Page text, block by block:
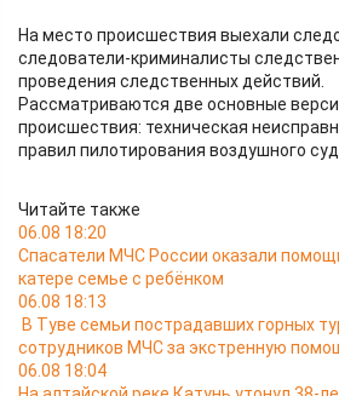
На место происшествия выехали
следователи-криминалисты
проведения следственных действий.
Рассматриваются две основные
происшествия: техническая
правил пилотирования воздушного
Читайте также
06.08 18:20
Спасатели МЧС России оказали
катере семье с ребёнком
06.08 18:13
В Туве семьи пострадавших горных
сотрудников МЧС за экстренную
06.08 18:04